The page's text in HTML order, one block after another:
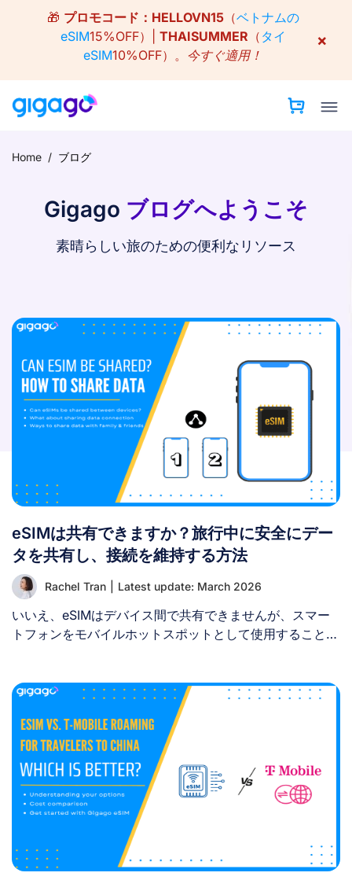
🎁 プロモコード： HELLOVN15（ベトナムの
eSIM15%OFF）| THAISUMMER （ タイ
eSIM10%OFF）。 今すぐ適用！
×
Home / ブログ
Gigago ブログへようこそ
素晴らしい旅のための便利なリソース
eSIMは共有できますか？旅行中に安全にデー
タを共有し、接続を維持する方法
Rachel Tran Latest update: March 2026
いいえ、eSIMはデバイス間で共有できませんが、スマー
トフォンをモバイルホットスポットとして使用すること
トなどのサブデバイスと接続を共有できるかどうか知りた
いと考えています。これは費用削減とデータ管理の簡素化
を目指す、非常に有益な疑問です。 eSIMの共有を試みる
前に、その仕組みや可能なこと・不可能なことを理解する
ことが重要です。 I. eSIMはデバイス間で共有できます
か？ いいえ、eSIMプロファイルは物理SIMカードを友人
に渡すのと同じ方法で、デバイス間で転送または共有する
ことはできません。 eSIMが1台のデバイスでアクティベー
トされると、そのデバイス固有のハードウェアIDに紐付け
られ、同時に別のデバイスで「再利用」またはインストー